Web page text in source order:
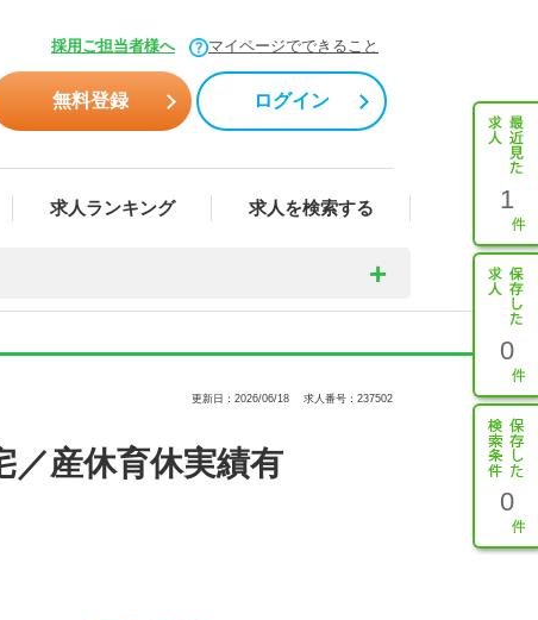
採用ご担当者様へ マイページでできること
無料登録 ログイン
求人ランキング 求人を検索する 1
0
0
更新日：2026/06/18 求人番号：237502
／産休育休実績有